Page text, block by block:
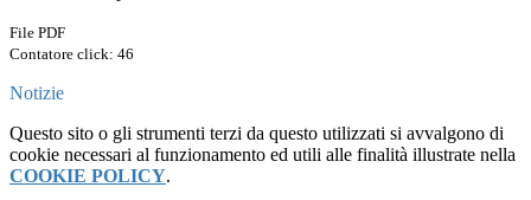
File PDF
Contatore click: 46
Notizie
Questo sito o gli strumenti terzi da questo utilizzati si avvalgono di
cookie necessari al funzionamento ed utili alle finalità illustrate nella
COOKIE POLICY.